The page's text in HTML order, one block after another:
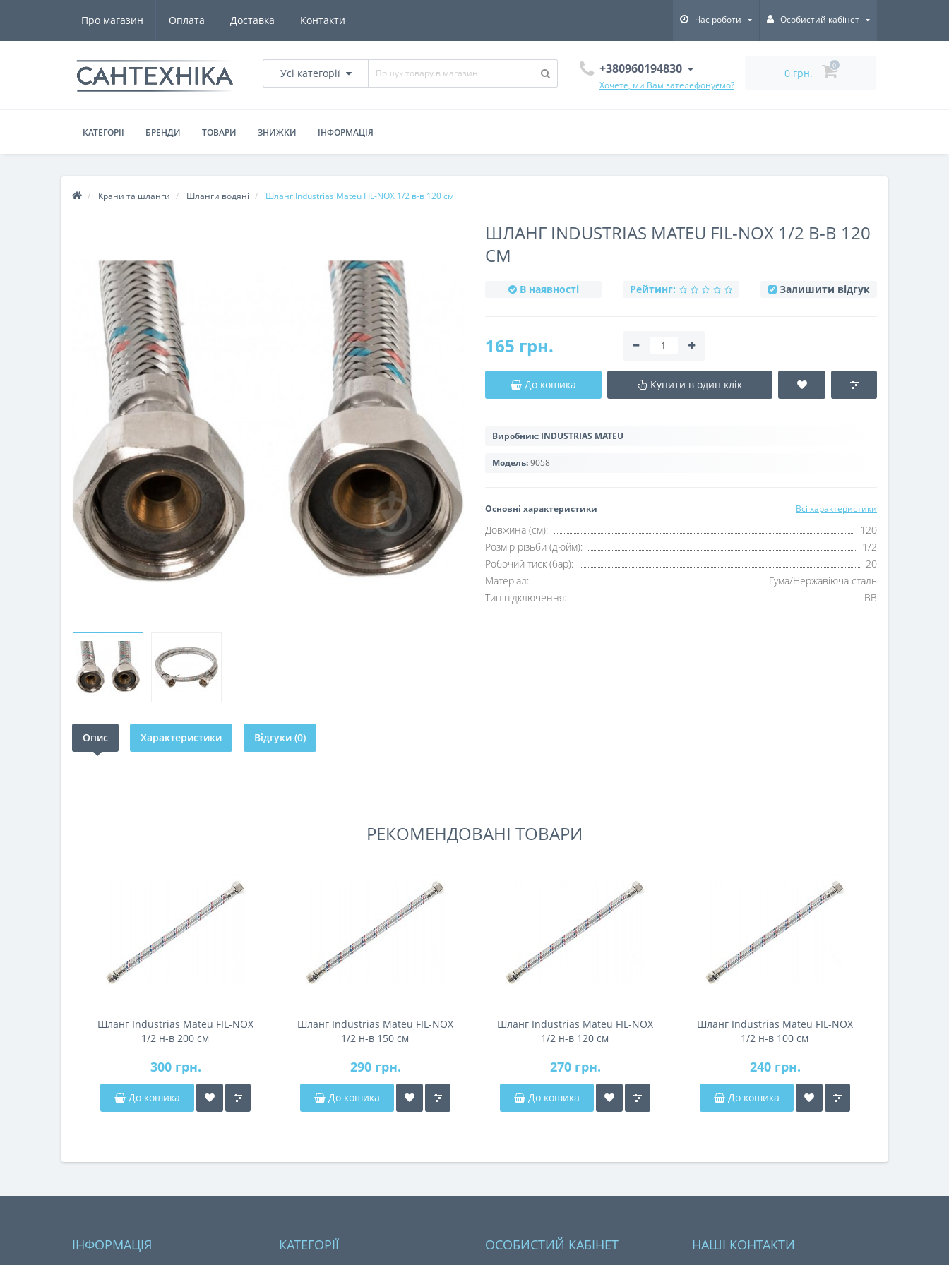
Про магазин Оплата Доставка Контакти Час роботи Особистий кабінет
Усі категорії +380960194830
Хочете, ми Вам зателефонуємо?
0 грн.
0
КАТЕГОРІЇ БРЕНДИ ТОВАРИ ЗНИЖКИ ІНФОРМАЦІЯ
Крани та шланги Шланги водяні Шланг Industrias Mateu FIL-NOX 1/2 в-в 120 см
ШЛАНГ INDUSTRIAS MATEU FIL-NOX 1/2 В-В 120
СМ
В наявності Рейтинг: Залишити відгук
165 грн.
До кошика Купити в один клік
Виробник: INDUSTRIAS MATEU
Модель:9058
Основні характеристики Всі характеристики
Довжина (см):
120
Розмір різьби (дюйм):
1/2
Робочий тиск (бар):
20
Матеріал:
Гума/Нержавіюча сталь
Тип підключення:
ВВ
Опис Характеристики Відгуки (0)
РЕКОМЕНДОВАНІ ТОВАРИ
Шланг Industrias Mateu FIL-NOX
1/2 н-в 200 см
300 грн.
До кошика
Шланг Industrias Mateu FIL-NOX
1/2 н-в 150 см
290 грн.
До кошика
Шланг Industrias Mateu FIL-NOX
1/2 н-в 120 см
270 грн.
До кошика
Шланг Industrias Mateu FIL-NOX
1/2 н-в 100 см
240 грн.
До кошика
ІНФОРМАЦІЯ КАТЕГОРІЇ ОСОБИСТИЙ КАБІНЕТ НАШІ КОНТАКТИ